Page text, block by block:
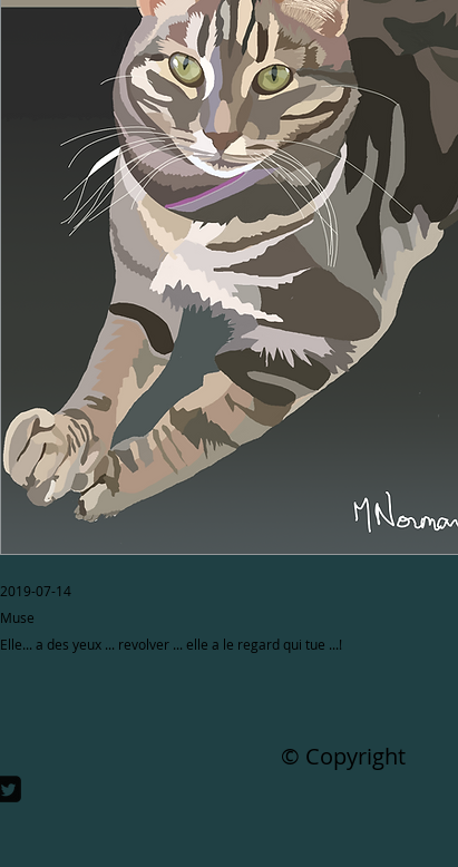
2019-07-14
Muse
Elle... a des yeux ... revolver ... elle a le regard qui tue ...!
© Copyright